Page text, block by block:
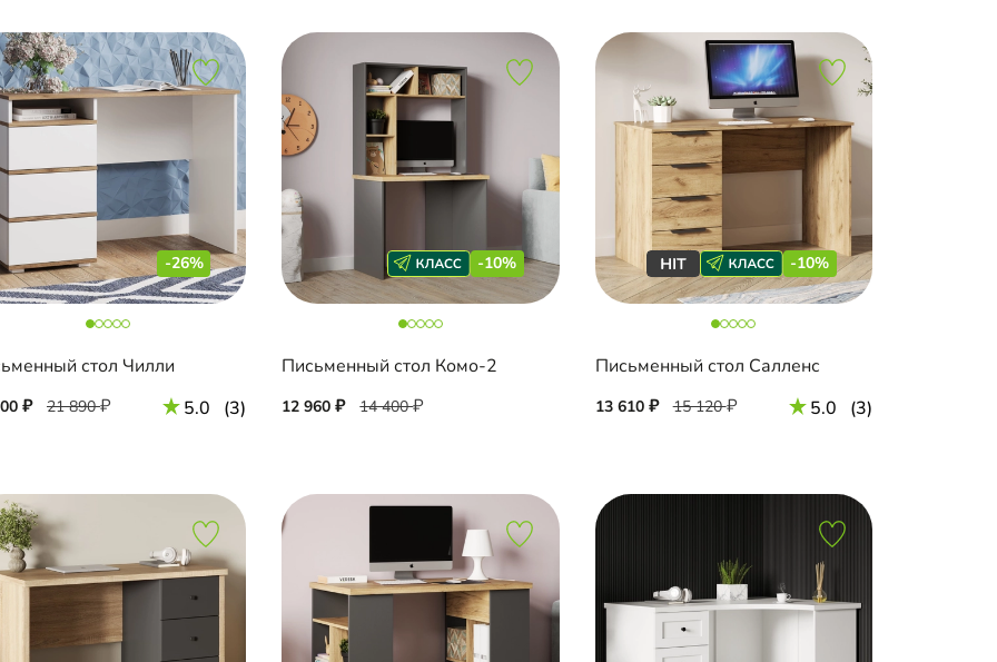
-26%
стол Чилли
21 890 5.0 (3)
-10%
Письменный стол Комо-2
12 960 14 400
-10%
Письменный стол Салленс
13 610 15 120 5.0 (3)